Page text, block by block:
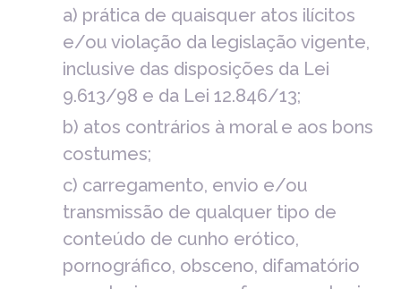
a) prática de quaisquer atos ilícitos
e/ou violação da legislação vigente,
inclusive das disposições da Lei
9.613/98 e da Lei 12.846/13;
b) atos contrários à moral e aos bons
costumes;
c) carregamento, envio e/ou
transmissão de qualquer tipo de
conteúdo de cunho erótico,
pornográfico, obsceno, difamatório